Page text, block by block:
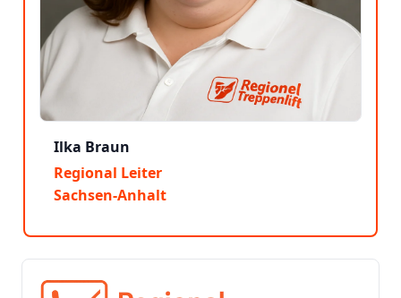
Ilka Braun
Regional Leiter
Sachsen-Anhalt